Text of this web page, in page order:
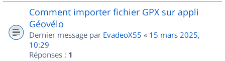
Comment importer fichier GPX sur appli
Géovélo
Dernier message par EvadeoX55 « 15 mars 2025,
10:29
Réponses : 1